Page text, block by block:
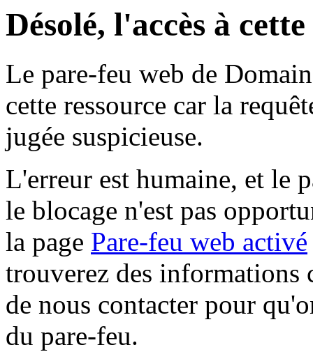
Désolé, l'accès à
Le pare-feu web de
cette ressource car la
jugée suspicieuse.
L'erreur est humaine, et le
le blocage n'est pas
la page Pare-feu web activé
trouverez des informations
de nous contacter pour
du pare-feu.